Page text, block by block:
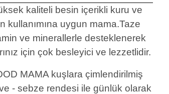
kaliteli besin içerikli kuru ve
kullanımına uygun mama.Taze
ve minerallerle desteklenerek
için çok besleyici ve lezzetlidir.
MAMA kuşlara çimlendirilmiş
- sebze rendesi ile günlük olarak